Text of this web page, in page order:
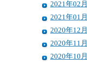
2021年02月
2021年01月
2020年12月
2020年11月
2020年10月